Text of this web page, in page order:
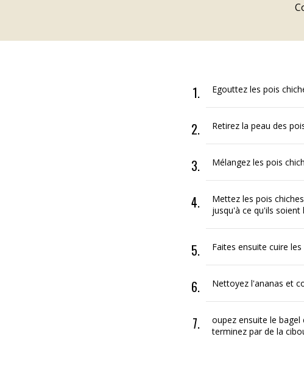
Egouttez les pois
Retirez la peau des
Mélangez les pois
Mettez les pois
jusqu'à ce qu'ils soient
Faites ensuite cuire
Nettoyez l'ananas et
oupez ensuite le
terminez par de la